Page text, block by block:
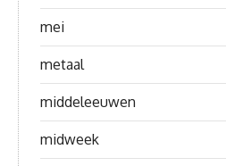
mei
metaal
middeleeuwen
midweek